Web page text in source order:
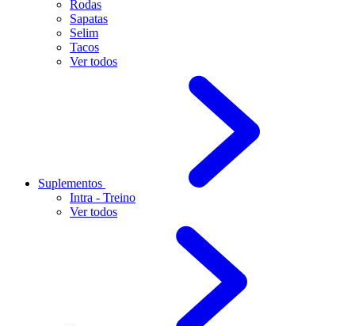
Rodas
Sapatas
Selim
Tacos
Ver todos
Suplementos
Intra - Treino
Ver todos